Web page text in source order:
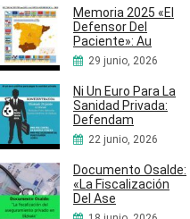
Memoria 2025 «El
Defensor Del
Paciente»: Au
29 junio, 2026
Ni Un Euro Para La
Sanidad Privada:
Defendam
22 junio, 2026
Documento Osalde:
«La Fiscalización
Del Ase